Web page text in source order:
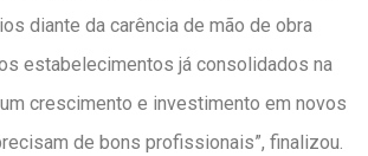
diante da carência de mão de obra
estabelecimentos já consolidados na
crescimento e investimento em novos
de bons profissionais”, finalizou.